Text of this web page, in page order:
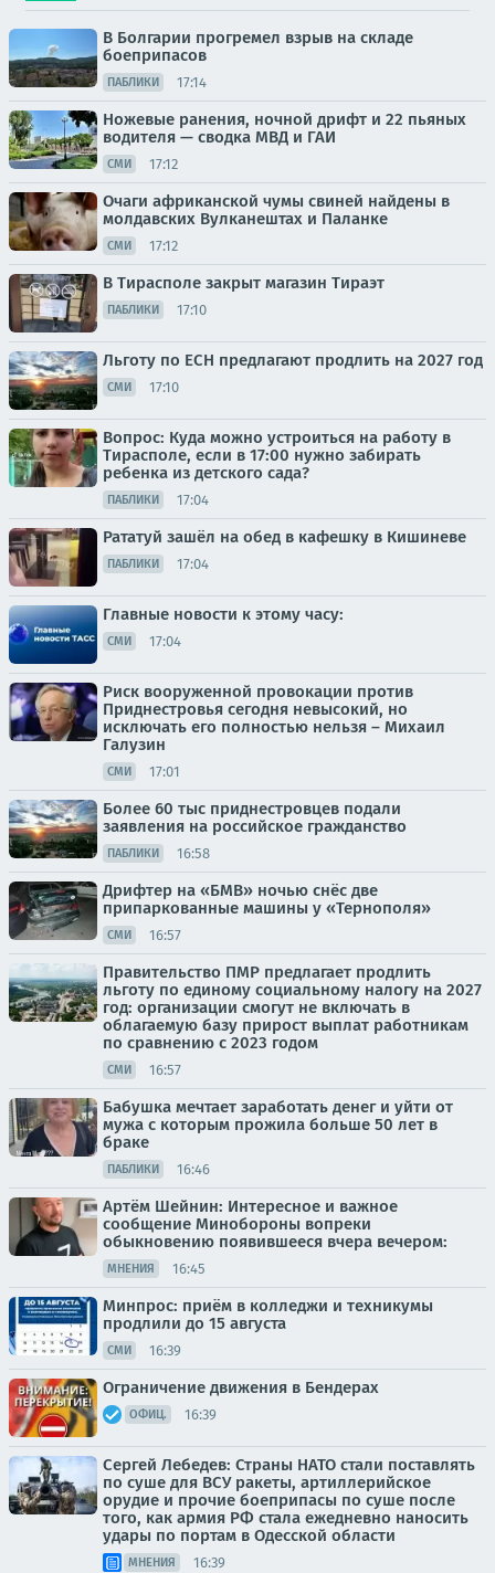
В Болгарии прогремел взрыв на складе
боеприпасов
ПАБЛИКИ 17:14
Ножевые ранения, ночной дрифт и 22 пьяных
водителя — сводка МВД и ГАИ
СМИ 17:12
Очаги африканской чумы свиней найдены в
молдавских Вулканештах и Паланке
СМИ 17:12
В Тирасполе закрыт магазин Тираэт
ПАБЛИКИ 17:10
Льготу по ЕСН предлагают продлить на 2027 год
СМИ 17:10
Вопрос: Куда можно устроиться на работу в
Тирасполе, если в 17:00 нужно забирать
ребенка из детского сада?
ПАБЛИКИ 17:04
Рататуй зашёл на обед в кафешку в Кишиневе
ПАБЛИКИ 17:04
Главные новости к этому часу:
СМИ 17:04
Риск вооруженной провокации против
Приднестровья сегодня невысокий, но
исключать его полностью нельзя – Михаил
Галузин
СМИ 17:01
Более 60 тыс приднестровцев подали
заявления на российское гражданство
ПАБЛИКИ 16:58
Дрифтер на «БМВ» ночью снёс две
припаркованные машины у «Тернополя»
СМИ 16:57
Правительство ПМР предлагает продлить
льготу по единому социальному налогу на 2027
год: организации смогут не включать в
облагаемую базу прирост выплат работникам
по сравнению с 2023 годом
СМИ 16:57
Бабушка мечтает заработать денег и уйти от
мужа с которым прожила больше 50 лет в
браке
ПАБЛИКИ 16:46
Артём Шейнин: Интересное и важное
сообщение Минобороны вопреки
обыкновению появившееся вчера вечером:
МНЕНИЯ 16:45
Минпрос: приём в колледжи и техникумы
продлили до 15 августа
СМИ 16:39
Ограничение движения в Бендерах
ОФИЦ. 16:39
Сергей Лебедев: Страны НАТО стали поставлять
по суше для ВСУ ракеты, артиллерийское
орудие и прочие боеприпасы по суше после
того, как армия РФ стала ежедневно наносить
удары по портам в Одесской области
МНЕНИЯ 16:39